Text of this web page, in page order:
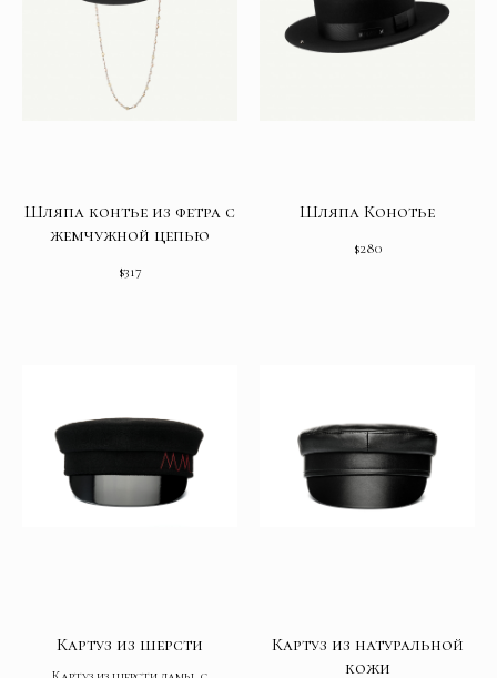
Шляпа контье из фетра с
жемчужной цепью
$317
Шляпа Конотье
$280
Картуз из шерсти
Картуз из натуральной
кожи